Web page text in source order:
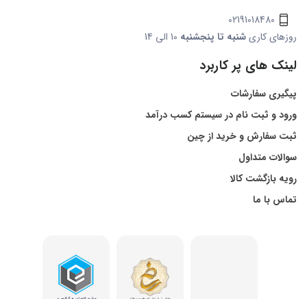
02191018480
روزهای کاریشنبه تا پنجشنبه
لینک های پر کاربرد
پیگیری سفارشات
ورود و ثبت نام در سیستم کسب درآمد
ثبت سفارش و خرید از چین
سوالات متداول
رویه بازگشت کالا
تماس با ما